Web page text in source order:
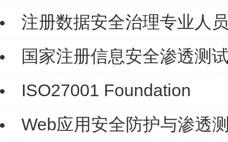
注册数据安全治理专业人
国家注册信息安全渗透测
ISO27001 Foundation
Web应用安全防护与渗透